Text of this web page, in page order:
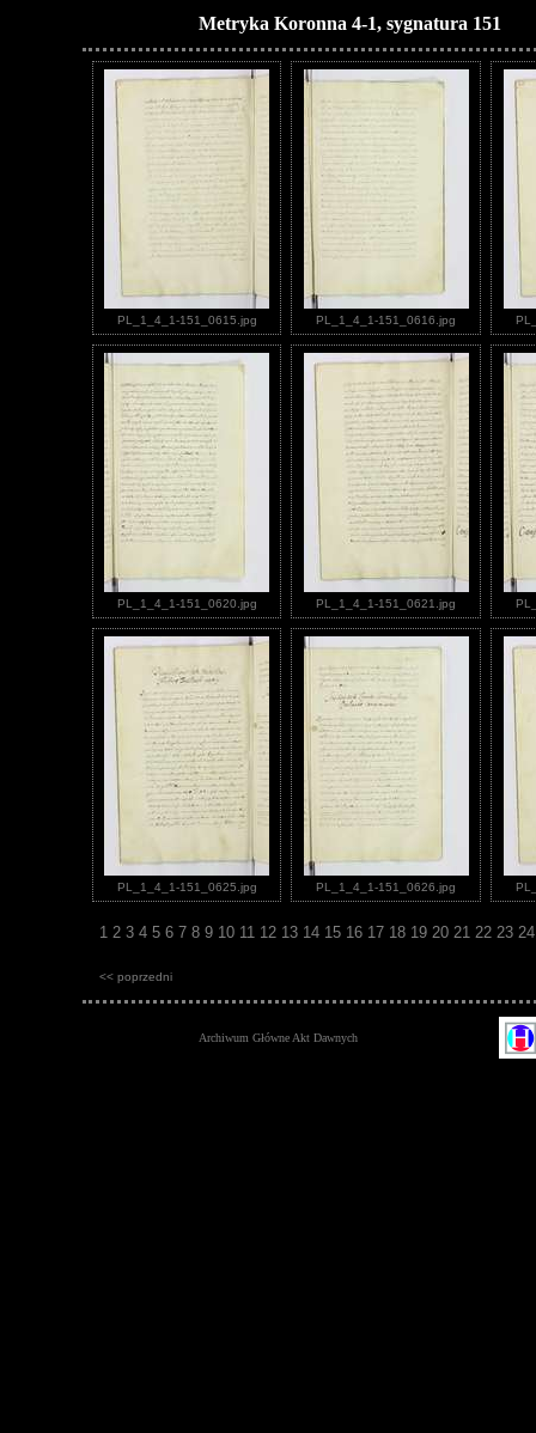
Metryka Koronna 4-1, sygnatura 151
PL_1_4_1-151_0615.jpg PL_1_4_1-151_0616.jpg
PL_1_4_1-151_0620.jpg PL_1_4_1-151_0621.jpg
PL_1_4_1-151_0625.jpg PL_1_4_1-151_0626.jpg
1 2 3 4 5 6 7 8 9 10 11 12 13 14 15 16 17 18 19 20 21 22 23
<< poprzedni
Archiwum Główne Akt Dawnych